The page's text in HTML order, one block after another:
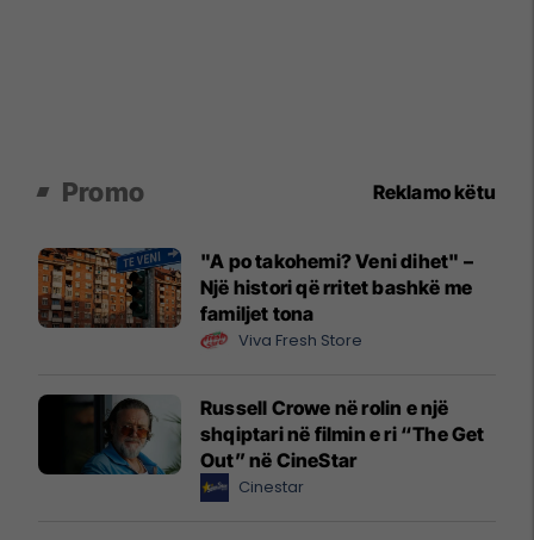
Promo Reklamo këtu
"A po takohemi? Veni dihet" –
Një histori që rritet bashkë me
familjet tona
Viva Fresh Store
Russell Crowe në rolin e një
shqiptari në filmin e ri “The Get
Out” në CineStar
Cinestar